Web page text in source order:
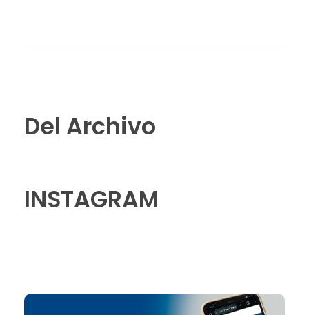
Del Archivo
INSTAGRAM